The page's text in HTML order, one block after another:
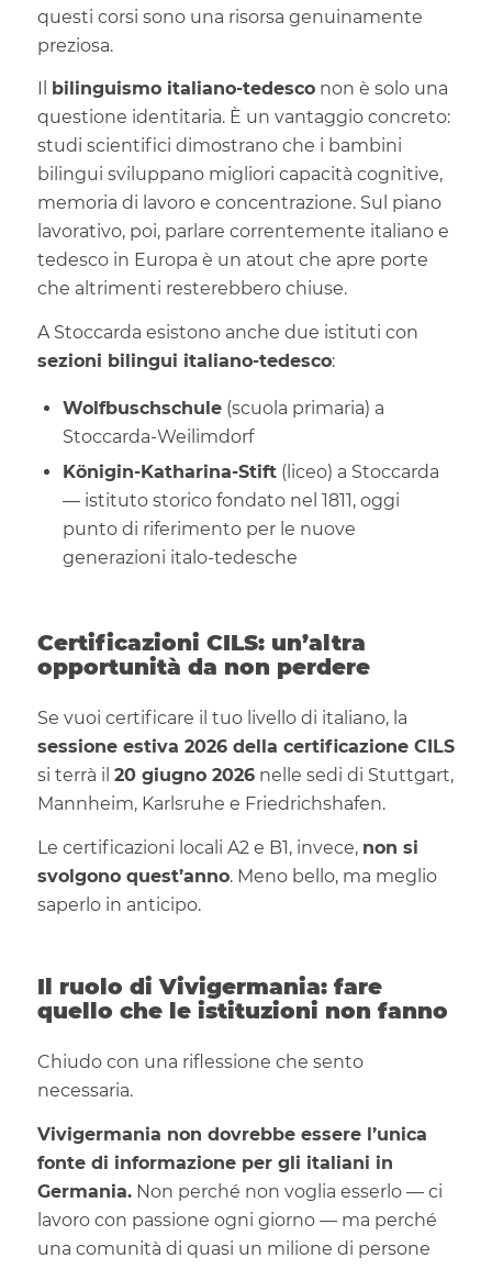
questi corsi sono una risorsa genuinamente
preziosa.
bilinguismo italiano-tedesconon è solo una
questione identitaria. È un vantaggio concreto:
studi scientifici dimostrano che i bambini
bilingui sviluppano migliori capacità cognitive,
memoria di lavoro e concentrazione. Sul piano
lavorativo, poi, parlare correntemente italiano e
tedesco in Europa è un atout che apre porte
che altrimenti resterebbero chiuse.
A Stoccarda esistono anche due istituti con
sezioni bilingui italiano-tedesco:
Wolfbuschschule(scuola primaria) a
Stoccarda-Weilimdorf
Königin-Katharina-Stift(liceo) a Stoccarda
— istituto storico fondato nel 1811, oggi
punto di riferimento per le nuove
generazioni italo-tedesche
Certificazioni CILS: un’altra
opportunità da non perdere
Se vuoi certificare il tuo livello di italiano, la
sessione estiva 2026 della certificazione CILS
si terrà il 20 giugno 2026nelle sedi di Stuttgart,
Mannheim, Karlsruhe e Friedrichshafen.
Le certificazioni locali A2 e B1, invece, non si
svolgono quest’anno. Meno bello, ma meglio
saperlo in anticipo.
Il ruolo di Vivigermania: fare
quello che le istituzioni non fanno
Chiudo con una riflessione che sento
necessaria.
Vivigermania non dovrebbe essere l’unica
fonte di informazione per gli italiani in
Germania.Non perché non voglia esserlo — ci
lavoro con passione ogni giorno — ma perché
una comunità di quasi un milione di persone